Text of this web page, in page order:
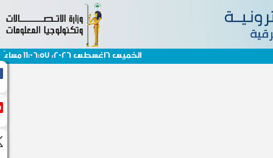
الخميس 6اغسطس 2026، 11:06:57 مساءً